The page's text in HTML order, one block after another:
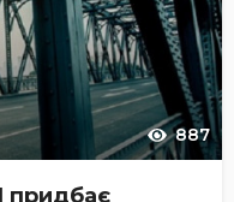
887
придбає